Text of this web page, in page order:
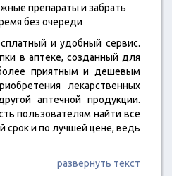
препараты и забрать
без очереди
и удобный сервис.
в аптеке, созданный для
приятным и дешевым
лекарственных
аптечной продукции.
пользователям найти все
срок и по лучшей цене, ведь
развернуть текст